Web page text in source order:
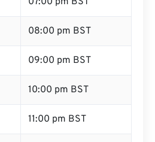
08:00 pm BST
09:00 pm BST
10:00 pm BST
11:00 pm BST